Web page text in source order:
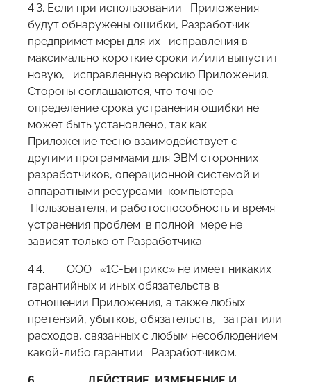
4.3. Если при использовании Приложения
будут обнаружены ошибки, Разработчик
предпримет меры для их исправления в
максимально короткие сроки и/или выпустит
новую, исправленную версию Приложения.
Стороны соглашаются, что точное
определение срока устранения ошибки не
может быть установлено, так как
Приложение тесно взаимодействует с
другими программами для ЭВМ сторонних
разработчиков, операционной системой и
аппаратными ресурсами компьютера
Пользователя, и работоспособность и время
устранения проблем в полной мере не
зависят только от Разработчика.
4.4. ООО «1С-Битрикс» не имеет никаких
гарантийных и иных обязательств в
отношении Приложения, а также любых
претензий, убытков, обязательств, затрат или
расходов, связанных с любым несоблюдением
какой-либо гарантии Разработчиком.